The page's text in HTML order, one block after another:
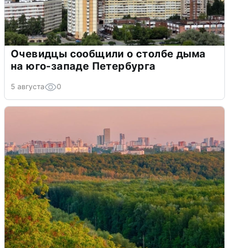
Очевидцы сообщили о столбе дыма
на юго-западе Петербурга
5 августа 0